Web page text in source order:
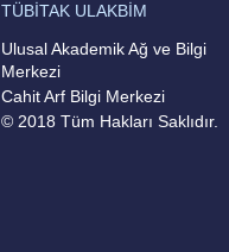
TÜBİTAK ULAKBİM
Ulusal Akademik Ağ ve Bilgi
Merkezi
Cahit Arf Bilgi Merkezi
© 2018 Tüm Hakları Saklıdır.